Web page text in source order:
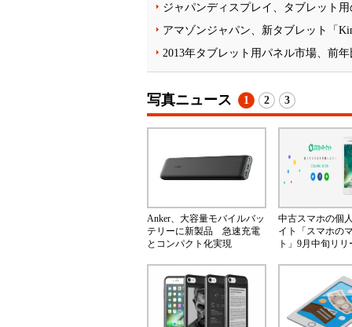
ジャパンディスプレイ、タブレット
アマゾンジャパン、新タブレット「
2013年タブレット用パネル市場、前
写真ニュース 1 2 3
Anker、大容量モバイルバッ
テリーに新製品 急速充電
とコンパクト化実現
中古スマホの個
イト「スマホの
ト」9月中旬リリ